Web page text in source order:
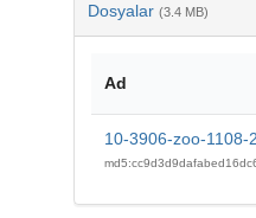
Dosyalar (3.4 MB)
Ad
10-3906-zoo-1108-